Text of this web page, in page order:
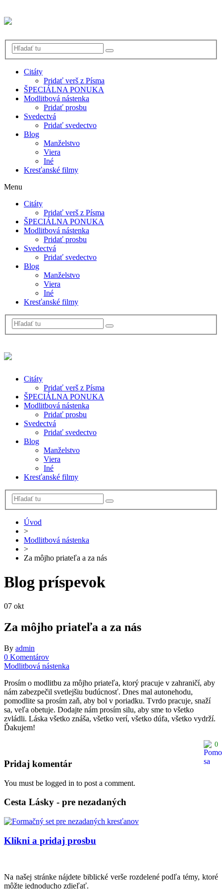
Citáty
Pridať verš z Písma
ŠPECIÁLNA PONUKA
Modlitbová nástenka
Pridať prosbu
Svedectvá
Pridať svedectvo
Blog
Manželstvo
Viera
Iné
Kresťanské filmy
Menu
Citáty
Pridať verš z Písma
ŠPECIÁLNA PONUKA
Modlitbová nástenka
Pridať prosbu
Svedectvá
Pridať svedectvo
Blog
Manželstvo
Viera
Iné
Kresťanské filmy
Citáty
Pridať verš z Písma
ŠPECIÁLNA PONUKA
Modlitbová nástenka
Pridať prosbu
Svedectvá
Pridať svedectvo
Blog
Manželstvo
Viera
Iné
Kresťanské filmy
Úvod
>
Modlitbová nástenka
>
Za môjho priateľa a za nás
Blog príspevok
07 okt
Za môjho priateľa a za nás
By admin
0 Komentárov
Modlitbová nástenka
Prosím o modlitbu za môjho priateľa, ktorý pracuje v zahraničí, aby
nám zabezpečil svetlejšiu budúcnosť. Dnes mal autonehodu,
pomodlite sa prosím zaň, aby bol v poriadku. Tvrdo pracuje, snaží
sa, veľa obetuje. Dodajte nám prosím silu, aby sme to všetko
zvládli. Láska všetko znáša, všetko verí, všetko dúfa, všetko vydrží.
Ďakujem!
0
Pridaj komentár
You must be logged in to post a comment.
Cesta Lásky - pre nezadaných
Klikni a pridaj prosbu
Na našej stránke nájdete biblické verše rozdelené podľa témy, ktoré
môžte jednoducho zdieľať.